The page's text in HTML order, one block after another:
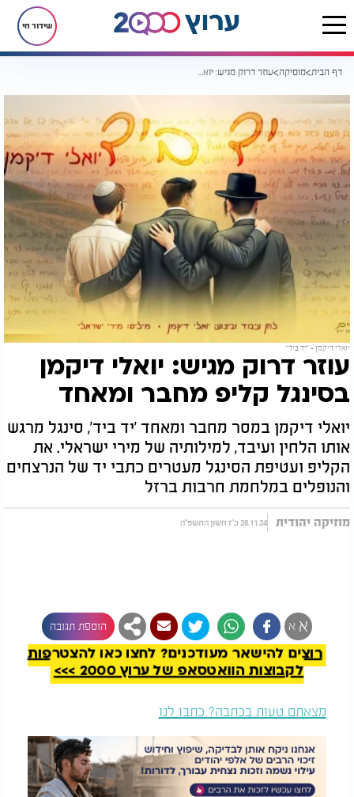
שידור חי
דף הבית מוסיקה עוזר דרוק מגיש: יואלי דיקמן בסינגל קליפ מחבר ומאחד
יואלי דיקמן - "יד ביד"
עוזר דרוק מגיש: יואלי דיקמן
בסינגל קליפ מחבר ומאחד
יואלי דיקמן במסר מחבר ומאחד 'יד ביד', סינגל מרגש
אותו הלחין ועיבד, למילותיה של מירי ישראלי. את
הקליפ ועטיפת הסינגל מעטרים כתבי יד של הנרצחים
והנופלים במלחמת חרבות ברזל
מוזיקה יהודית 28.11.24 כ"ז חשון התשפ"ה
א א הוספת תגובה
רוצים להישאר מעודכנים? לחצו כאן להצטרפות
לקבוצות הוואטסאפ של ערוץ 2000 >>>
מצאתם טעות בכתבה? כתבו לנו